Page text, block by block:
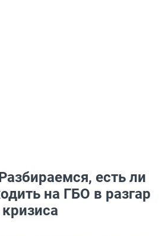
есть ли
на ГБО в разгар